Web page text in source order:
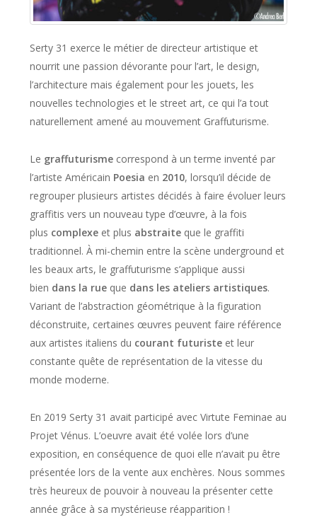
Serty 31 exerce le métier de directeur artistique et
nourrit une passion dévorante pour l’art, le design,
l’architecture mais également pour les jouets, les
nouvelles technologies et le street art, ce qui l’a tout
naturellement amené au mouvement Graffuturisme.
Le graffuturismecorrespond à un terme inventé par
l’artiste Américain Poesia en 2010, lorsqu’il décide de
regrouper plusieurs artistes décidés à faire évoluer leurs
graffitis vers un nouveau type d’œuvre, à la fois
plus complexe et plus abstraiteque le graffiti
traditionnel. À mi-chemin entre la scène underground et
les beaux arts, le graffuturisme s’applique aussi
bien dans la rueque dans les ateliers artistiques.
Variant de l’abstraction géométrique à la figuration
déconstruite, certaines œuvres peuvent faire référence
aux artistes italiens du courant futuristeet leur
constante quête de représentation de la vitesse du
monde moderne.
En 2019 Serty 31 avait participé avec Virtute Feminae au
Projet Vénus. L’oeuvre avait été volée lors d’une
exposition, en conséquence de quoi elle n’avait pu être
présentée lors de la vente aux enchères. Nous sommes
très heureux de pouvoir à nouveau la présenter cette
année grâce à sa mystérieuse réapparition !